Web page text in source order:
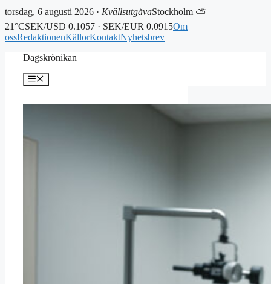
torsdag, 6 augusti 2026 · KvällsutgåvaStockholm ⛅
21°CSEK/USD 0.1057 · SEK/EUR 0.0915Om
ossRedaktionenKällorKontaktNyhetsbrev
Dagskrönikan
Meny